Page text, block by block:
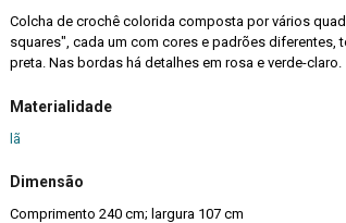
Colcha de crochê colorida composta por vários
squares", cada um com cores e padrões diferentes,
preta. Nas bordas há detalhes em rosa e verde-claro.
Materialidade
lã
Dimensão
Comprimento 240 cm; largura 107 cm